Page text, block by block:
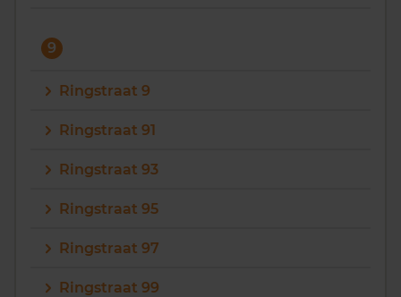
9
Ringstraat 9
Ringstraat 91
Ringstraat 93
Ringstraat 95
Ringstraat 97
Ringstraat 99